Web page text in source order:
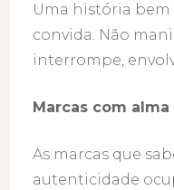
Uma história
convida. Não
interrompe,
Marcas com
As marcas que
autenticidade